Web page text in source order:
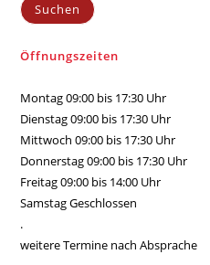
Suchen
Öffnungszeiten
Montag 09:00 bis 17:30 Uhr
Dienstag 09:00 bis 17:30 Uhr
Mittwoch 09:00 bis 17:30 Uhr
Donnerstag 09:00 bis 17:30 Uhr
Freitag 09:00 bis 14:00 Uhr
Samstag Geschlossen
.
weitere Termine nach Absprache